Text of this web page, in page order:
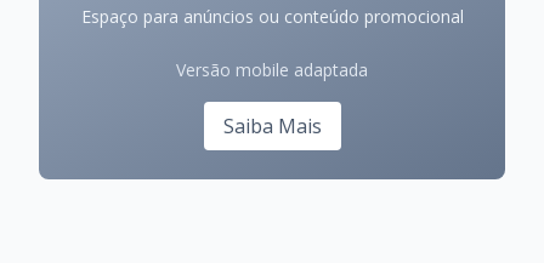
Espaço para anúncios ou conteúdo promocional
Versão mobile adaptada
Saiba Mais